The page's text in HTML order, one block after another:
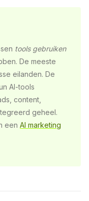
tools gebruiken
De meeste
eilanden. De
AI-tools
content,
geheel.
een AI marketing